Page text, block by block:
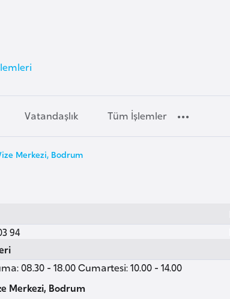
Vatandaşlık Tüm İşlemler
Merkezi, Bodrum
94
08.30 - 18.00 Cumartesi: 10.00 - 14.00
Merkezi, Bodrum